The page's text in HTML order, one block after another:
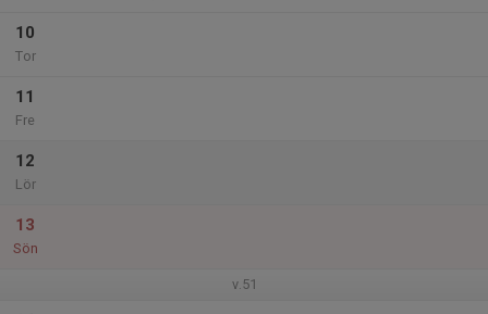
10
Tor
11
Fre
12
Lör
13
Sön
v.51